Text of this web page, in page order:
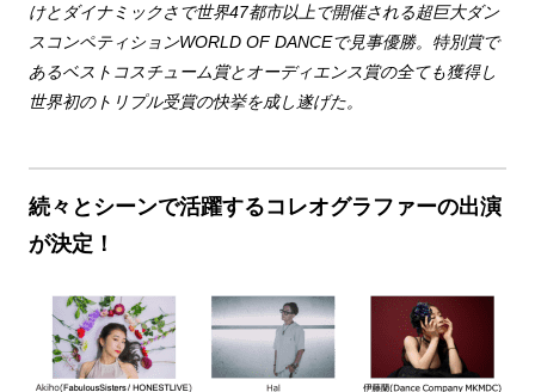
けとダイナミックさで世界47都市以上で開催される超巨大ダン
スコンペティションWORLD OF DANCEで見事優勝。特別賞で
あるベストコスチューム賞とオーディエンス賞の全ても獲得し
世界初のトリプル受賞の快挙を成し遂げた。
続々とシーンで活躍するコレオグラファーの出演
が決定！